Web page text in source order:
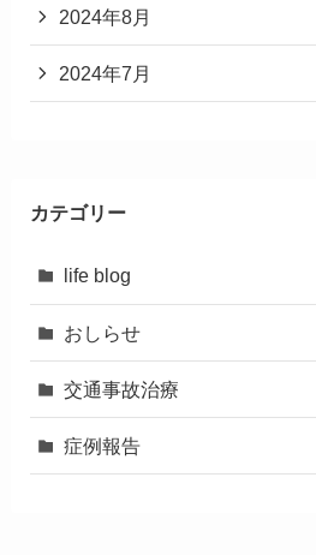
2024年8月
2024年7月
カテゴリー
life blog
おしらせ
交通事故治療
症例報告